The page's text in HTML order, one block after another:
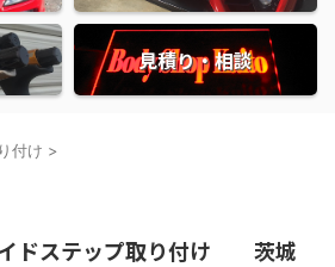
見積り・相談
付け >
ドステップ取り付け 茨城